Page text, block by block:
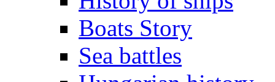
Boats Story
Sea battles